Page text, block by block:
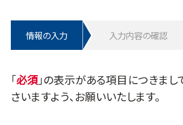
情報の入力 入力内容の確認
「
」の表示がある項目につきまし
さいますよう、お願いいたします。